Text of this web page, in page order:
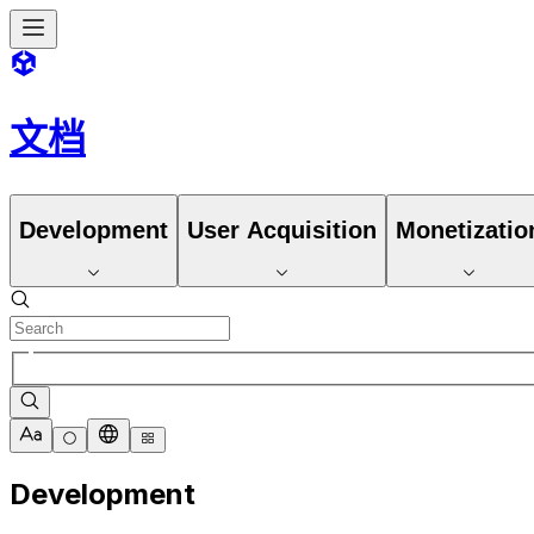
文档
Development User Acquisition
Development